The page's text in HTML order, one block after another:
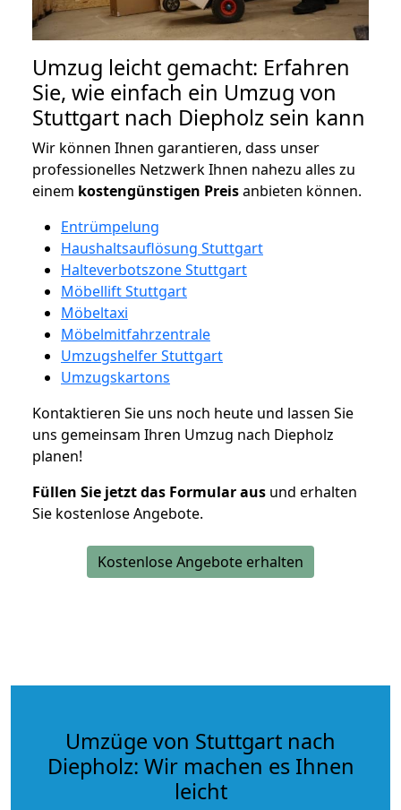
Umzug leicht gemacht: Erfahren
Sie, wie einfach ein Umzug von
Stuttgart nach Diepholz sein kann
Wir können Ihnen garantieren, dass unser
professionelles Netzwerk Ihnen nahezu alles zu
einem kostengünstigen Preisanbieten können.
Entrümpelung
Haushaltsauflösung Stuttgart
Halteverbotszone Stuttgart
Möbellift Stuttgart
Möbeltaxi
Möbelmitfahrzentrale
Umzugshelfer Stuttgart
Umzugskartons
Kontaktieren Sie uns noch heute und lassen Sie
uns gemeinsam Ihren Umzug nach Diepholz
planen!
Füllen Sie jetzt das Formular aus und erhalten
Sie kostenlose Angebote.
Kostenlose Angebote erhalten
Umzüge von Stuttgart nach
Diepholz: Wir machen es Ihnen
leicht